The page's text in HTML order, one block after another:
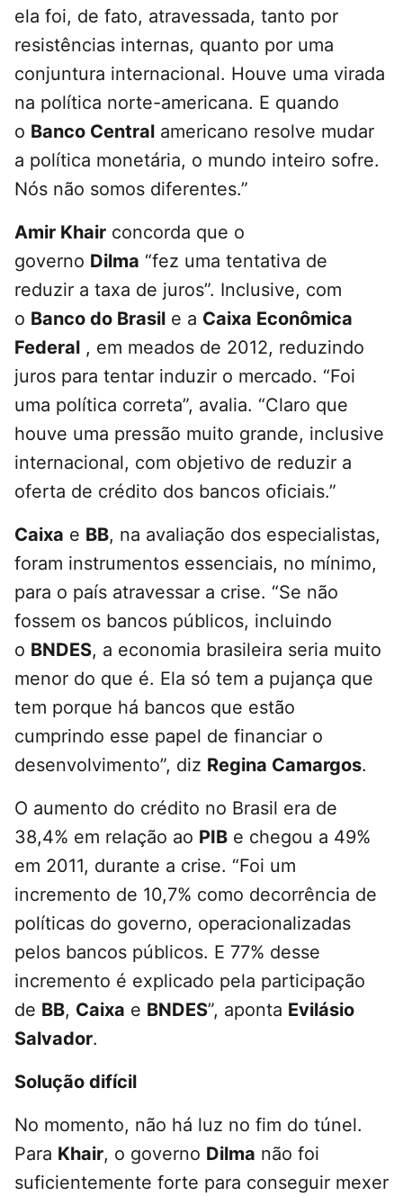
ela foi, de fato, atravessada, tanto por
resistências internas, quanto por uma
conjuntura internacional. Houve uma virada
na política norte-americana. E quando
o Banco Central americano resolve mudar
a política monetária, o mundo inteiro sofre.
Nós não somos diferentes.”
Amir Khair concorda que o
governo Dilma “fez uma tentativa de
reduzir a taxa de juros”. Inclusive, com
o Banco do Brasil e a Caixa Econômica
Federal , em meados de 2012, reduzindo
juros para tentar induzir o mercado. “Foi
uma política correta”, avalia. “Claro que
houve uma pressão muito grande, inclusive
internacional, com objetivo de reduzir a
oferta de crédito dos bancos oficiais.”
Caixa e BB, na avaliação dos especialistas,
foram instrumentos essenciais, no mínimo,
para o país atravessar a crise. “Se não
fossem os bancos públicos, incluindo
o BNDES, a economia brasileira seria muito
menor do que é. Ela só tem a pujança que
tem porque há bancos que estão
cumprindo esse papel de financiar o
desenvolvimento”, diz Regina Camargos.
O aumento do crédito no Brasil era de
38,4% em relação ao PIB e chegou a 49%
em 2011, durante a crise. “Foi um
incremento de 10,7% como decorrência de
políticas do governo, operacionalizadas
pelos bancos públicos. E 77% desse
incremento é explicado pela participação
de BB, Caixa e BNDES”, aponta Evilásio
Salvador.
Solução difícil
No momento, não há luz no fim do túnel.
Para Khair, o governo Dilma não foi
suficientemente forte para conseguir mexer